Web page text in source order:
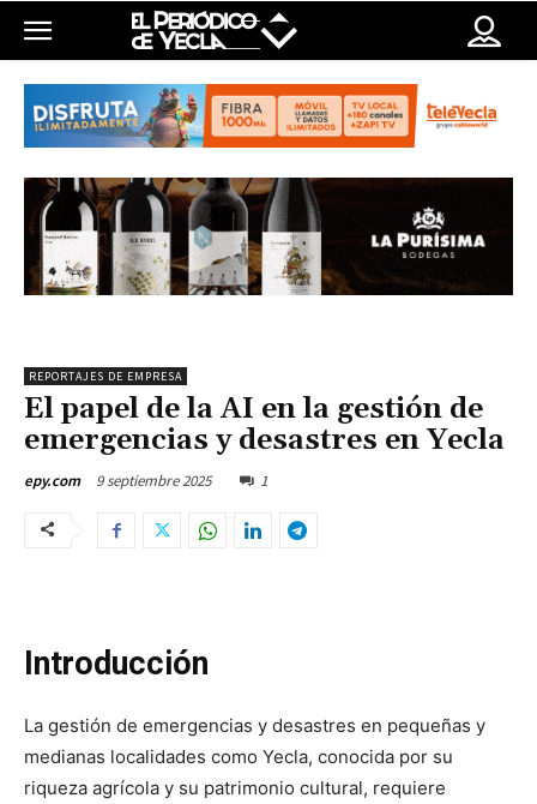
REPORTAJES DE EMPRESA
El papel de la AI en la gestión de
emergencias y desastres en Yecla
epy.com 9 septiembre 2025 1
Introducción
La gestión de emergencias y desastres en pequeñas y
medianas localidades como Yecla, conocida por su
riqueza agrícola y su patrimonio cultural, requiere